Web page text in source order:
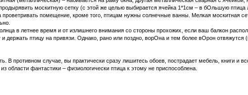
москитную сетку (с этой же целью выбирается ячейка 1*1см – в бОльшую
помещение, кроме того, птицам нужны солнечные ванны. Мелкая москитная
в летнее время и от излишнего внимания со стороны прохожих, если ваш балкон
держать птицу на привязи. Однако, рано или поздно, ворОна и тем более вОрон
противном случае, вы практически сразу лишитесь обоев, пострадает мебель, книги и
области фантастики – физиологически птица к этому не приспособлена.